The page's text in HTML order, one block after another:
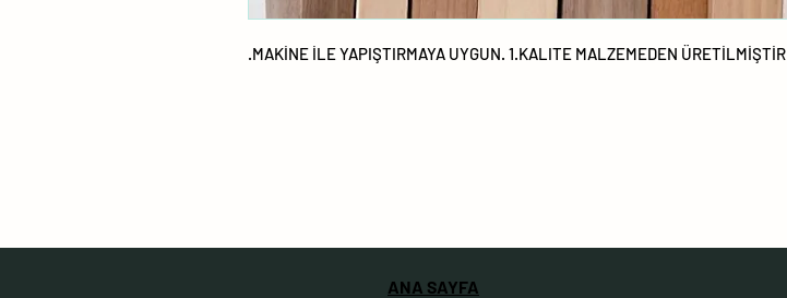
MAKİNE İLE YAPIŞTIRMAYA UYGUN. 1.KALITE MALZEMEDEN ÜRETİLMİŞTİR.
ANA SAYFA